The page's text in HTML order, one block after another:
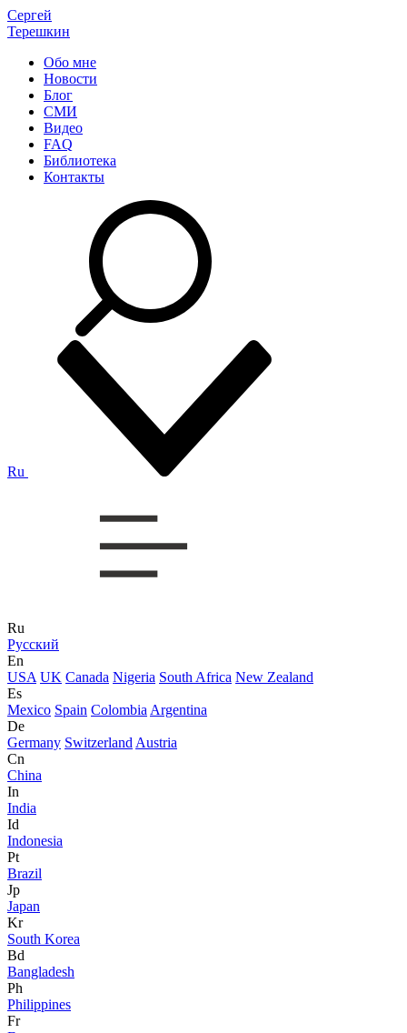
Сергей
Терешкин
Обо мне
Новости
Блог
СМИ
Видео
FAQ
Библиотека
Контакты
Ru
Ru
Русский
En
USA UK Canada Nigeria South Africa New Zealand
Es
Mexico Spain Colombia Argentina
De
Germany Switzerland Austria
Cn
China
In
India
Id
Indonesia
Pt
Brazil
Jp
Japan
Kr
South Korea
Bd
Bangladesh
Ph
Philippines
Fr